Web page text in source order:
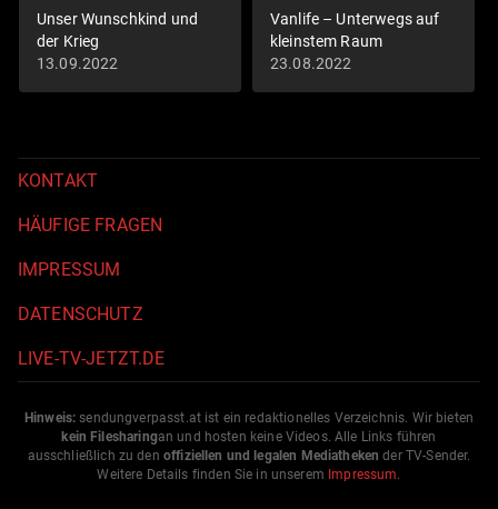
Unser Wunschkind und
der Krieg
13.09.2022
Vanlife – Unterwegs auf
kleinstem Raum
23.08.2022
KONTAKT
HÄUFIGE FRAGEN
IMPRESSUM
DATENSCHUTZ
LIVE-TV-JETZT.DE
Hinweis: sendungverpasst.at ist ein redaktionelles Verzeichnis. Wir bieten
kein Filesharingan und hosten keine Videos. Alle Links führen
ausschließlich zu den offiziellen und legalen Mediatheken der TV-Sender.
Weitere Details finden Sie in unserem Impressum.